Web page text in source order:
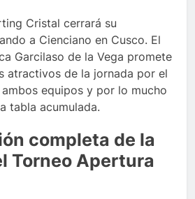
Cristal cerrará su
a Cienciano en Cusco. El
Garcilaso de la Vega promete
atractivos de la jornada por el
equipos y por lo mucho
tabla acumulada.
completa de la
Torneo Apertura